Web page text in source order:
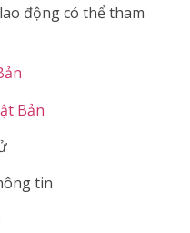
động có thể tham
Bản
tin